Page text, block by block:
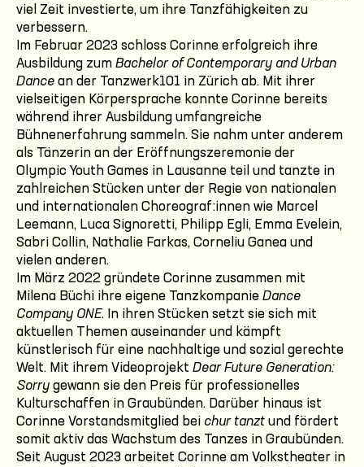
viel Zeit investierte, um ihre Tanzfähigkeiten zu
verbessern.
Im Februar 2023 schloss Corinne erfolgreich ihre
Ausbildung zum Bachelor of Contemporary and Urban
Dance an der Tanzwerk101 in Zürich ab. Mit ihrer
vielseitigen Körpersprache konnte Corinne bereits
während ihrer Ausbildung umfangreiche
Bühnenerfahrung sammeln. Sie nahm unter anderem
als Tänzerin an der Eröffnungszeremonie der
Olympic Youth Games in Lausanne teil und tanzte in
zahlreichen Stücken unter der Regie von nationalen
und internationalen Choreograf:innen wie Marcel
Leemann, Luca Signoretti, Philipp Egli, Emma Evelein,
Sabri Collin, Nathalie Farkas, Corneliu Ganea und
vielen anderen.
Im März 2022 gründete Corinne zusammen mit
Milena Büchi ihre eigene Tanzkompanie Dance
Company ONE. In ihren Stücken setzt sie sich mit
aktuellen Themen auseinander und kämpft
künstlerisch für eine nachhaltige und sozial gerechte
Welt. Mit ihrem Videoprojekt Dear Future Generation:
Sorry gewann sie den Preis für professionelles
Kulturschaffen in Graubünden. Darüber hinaus ist
Corinne Vorstandsmitglied bei chur tanzt und fördert
somit aktiv das Wachstum des Tanzes in Graubünden.
Seit August 2023 arbeitet Corinne am Volkstheater in